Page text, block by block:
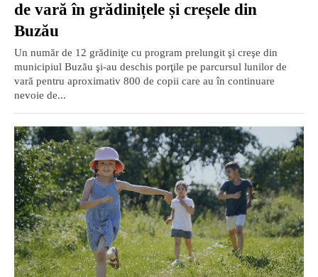
de vară în grădinițele și creșele din
Buzău
Un număr de 12 grădiniţe cu program prelungit şi creşe din
municipiul Buzău şi-au deschis porţile pe parcursul lunilor de
vară pentru aproximativ 800 de copii care au în continuare
nevoie de...